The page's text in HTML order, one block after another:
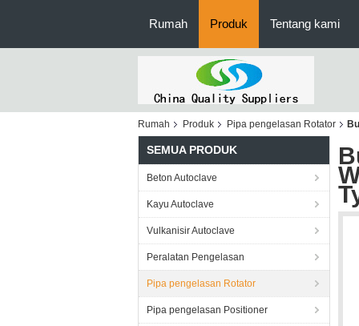
Rumah Produk Tentang kami
Rumah Produk Pipa pengelasan Rotator
SEMUA PRODUK
Beton Autoclave
Kayu Autoclave
Vulkanisir Autoclave
Peralatan Pengelasan
Pipa pengelasan Rotator
Pipa pengelasan Positioner